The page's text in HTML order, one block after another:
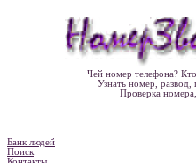
Чей номер телефона?
Узнать номер,
Проверка
Банк людей
Поиск